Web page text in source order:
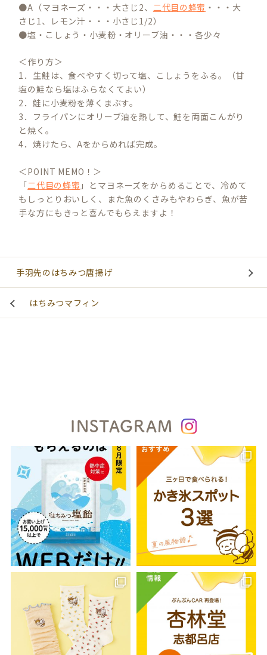
●A（マヨネーズ・・・大さじ2、 二代目の蜂蜜 ・・・大
さじ1、レモン汁・・・小さじ1/2）
●塩・こしょう・小麦粉・オリーブ油・・・各少々
＜作り方＞
1．生鮭は、食べやすく切って塩、こしょうをふる。（甘
塩の鮭なら塩はふらなくてよい）
2．鮭に小麦粉を薄くまぶす。
3．フライパンにオリーブ油を熱して、鮭を両面こんがり
と焼く。
4．焼けたら、Aをからめれば完成。
＜POINT MEMO！＞
「二代目の蜂蜜 」とマヨネーズをからめることで、冷めて
もしっとりおいしく、また魚のくさみもやわらぎ、魚が苦
手な方にもきっと喜んでもらえますよ！
手羽先のはちみつ唐揚げ
はちみつマフィン
INSTAGRAM